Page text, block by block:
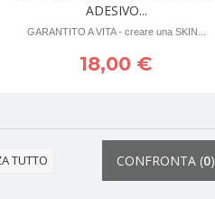
ADESIVO...
GARANTITO A VITA - creare una SKIN...
18,00 €
CONFRONTA (0)
TUTTO